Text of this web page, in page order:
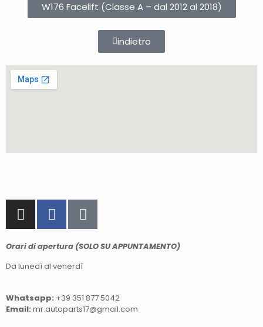
W176 Facelift (Classe A – dal 2012 al 2018)
indietro
Orari di apertura (SOLO SU APPUNTAMENTO)
Da lunedì al venerdì
Whatsapp: +39 351 877 5042
Email: mr.autoparts17@gmail.com